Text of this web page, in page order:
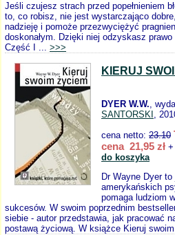
Jeśli czujesz strach przed popełnieniem
to, co robisz, nie jest wystarczająco
nadzieję i pomoże przezwyciężyć
doskonałym. Dzięki niej odzyskasz
Część I ... >>>
KIERUJ
DYER W.W.,
SANTORSKI ,
cena netto: 23.10
cena 21,95 zł
do koszyka
Dr Wayne Dyer
amerykańskich
pomaga ludziom
sukcesów. W swoim poprzednim
siebie - autor przedstawia, jak pracować
postawą życiową. W książce Kieruj